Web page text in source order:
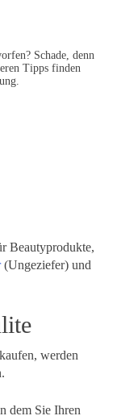
Schade, denn
Tipps finden
Beautyprodukte,
(Ungeziefer) und
werden
dem Sie Ihren